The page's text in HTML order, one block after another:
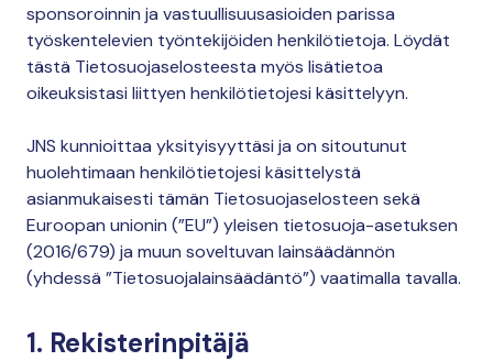
sponsoroinnin ja vastuullisuusasioiden parissa
työskentelevien työntekijöiden henkilötietoja. Löydät
tästä Tietosuojaselosteesta myös lisätietoa
oikeuksistasi liittyen henkilötietojesi käsittelyyn.
JNS kunnioittaa yksityisyyttäsi ja on sitoutunut
huolehtimaan henkilötietojesi käsittelystä
asianmukaisesti tämän Tietosuojaselosteen sekä
Euroopan unionin (”EU”) yleisen tietosuoja-asetuksen
(2016/679) ja muun soveltuvan lainsäädännön
(yhdessä ”Tietosuojalainsäädäntö”) vaatimalla tavalla.
1. Rekisterinpitäjä